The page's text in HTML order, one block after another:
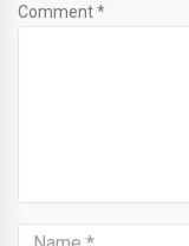
Comment *